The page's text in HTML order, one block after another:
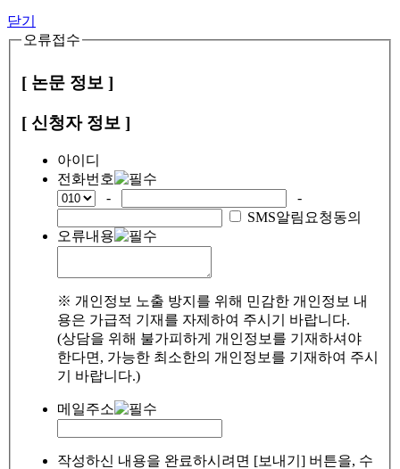
닫기
오류접수
[ 논문 정보 ]
[ 신청자 정보 ]
아이디
전화번호
-
-
SMS알림요청동의
오류내용
※ 개인정보 노출 방지를 위해 민감한 개인정보 내
용은 가급적 기재를 자제하여 주시기 바랍니다.
(상담을 위해 불가피하게 개인정보를 기재하셔야
한다면, 가능한 최소한의 개인정보를 기재하여 주시
기 바랍니다.)
메일주소
작성하신 내용을 완료하시려면 [보내기] 버튼을, 수